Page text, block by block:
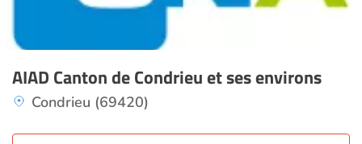
AIAD Canton de Condrieu et ses environs
Condrieu (69420)